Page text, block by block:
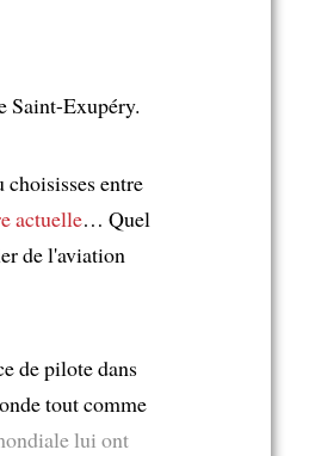
Saint-Exupéry.
entre
actuelle… Quel
de l'aviation
de pilote dans
tout comme
lui ont